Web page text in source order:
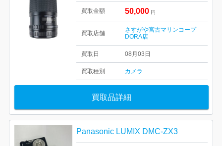
買取金額 50,000 円
買取店舗
さすがや宮古マリンコープ
DORA店
買取日 08月03日
買取種別 カメラ
買取品詳細
Panasonic LUMIX DMC-ZX3